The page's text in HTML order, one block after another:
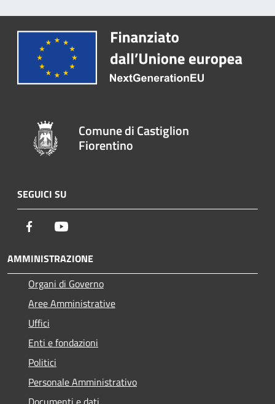
Comune di Castiglion
Fiorentino
SEGUICI SU
Facebook
AMMINISTRAZIONE
Organi di Governo
Aree Amministrative
Uffici
Enti e fondazioni
Politici
Personale Amministrativo